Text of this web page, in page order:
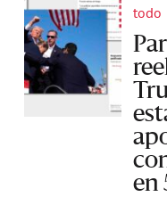
todo
en